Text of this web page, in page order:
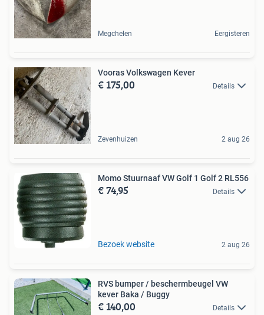
Megchelen Eergisteren
Vooras Volkswagen Kever
€ 175,00 Details
Zevenhuizen 2 aug 26
Momo Stuurnaaf VW Golf 1 Golf 2 RL556
€ 74,95 Details
Bezoek website 2 aug 26
RVS bumper / beschermbeugel VW
kever Baka / Buggy
€ 140,00 Details